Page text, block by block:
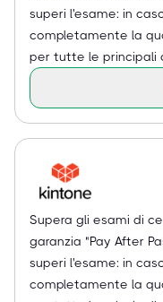
superi l'esame: in
completamente la
per tutte le principali
Supera gli esami di
garanzia "Pay After
superi l'esame: in
completamente la